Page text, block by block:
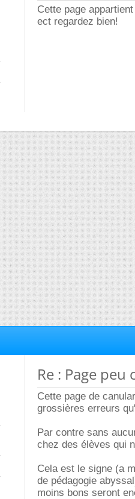
Cette page
ect regardez bien!
Re : Page
Cette page de
grossières erreurs
Par contre sans
chez des élèves qui
Cela est le signe (a
de pédagogie
moins bons seront